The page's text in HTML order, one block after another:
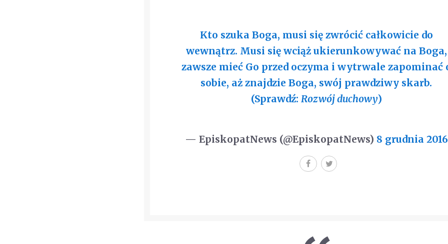
Kto szuka Boga, musi się zwrócić całkowicie do
wewnątrz. Musi się wciąż ukierunkowywać na Boga,
zawsze mieć Go przed oczyma i wytrwale zapominać
sobie, aż znajdzie Boga, swój prawdziwy skarb.
(Sprawdź: Rozwój duchowy)
— EpiskopatNews (@EpiskopatNews) 8 grudnia 2016